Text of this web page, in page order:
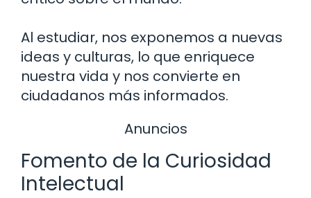
Al estudiar, nos exponemos a nuevas
ideas y culturas, lo que enriquece
nuestra vida y nos convierte en
ciudadanos más informados.
Anuncios
Fomento de la Curiosidad
Intelectual